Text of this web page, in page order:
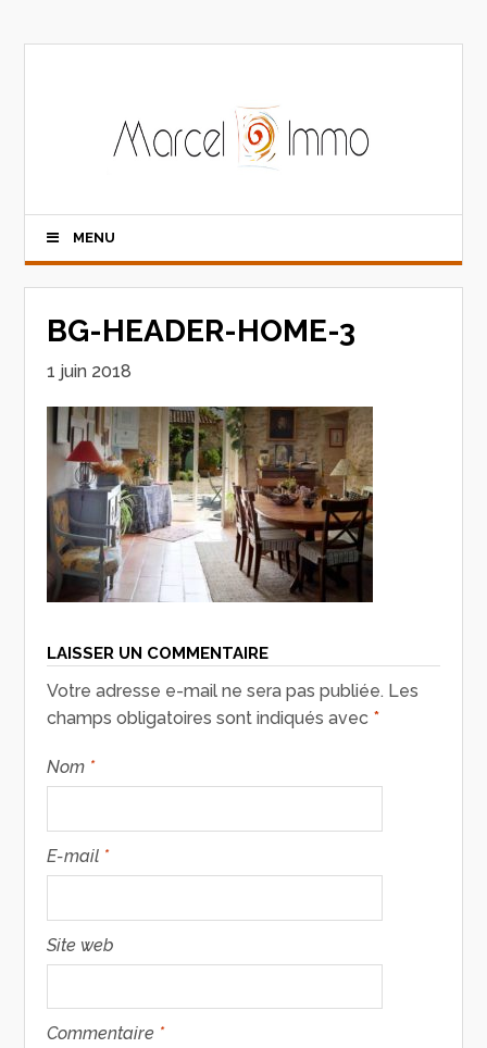
MENU
BG-HEADER-HOME-3
1 juin 2018
LAISSER UN COMMENTAIRE
Votre adresse e-mail ne sera pas publiée. Les
champs obligatoires sont indiqués avec *
Nom *
E-mail *
Site web
Commentaire *